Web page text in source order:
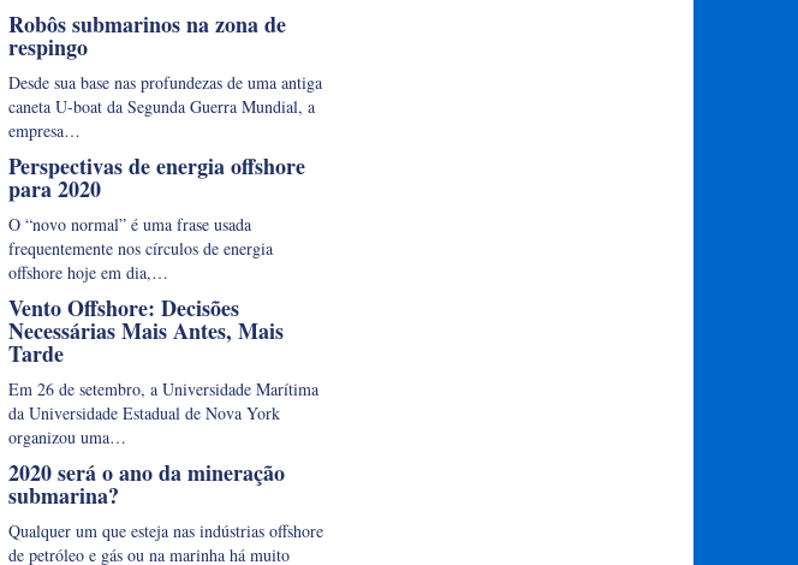
Robôs submarinos na zona de
respingo
Desde sua base nas profundezas de uma antiga
caneta U-boat da Segunda Guerra Mundial, a
empresa…
Perspectivas de energia offshore
para 2020
O “novo normal” é uma frase usada
frequentemente nos círculos de energia
offshore hoje em dia,…
Vento Offshore: Decisões
Necessárias Mais Antes, Mais
Tarde
Em 26 de setembro, a Universidade Marítima
da Universidade Estadual de Nova York
organizou uma…
2020 será o ano da mineração
submarina?
Qualquer um que esteja nas indústrias offshore
de petróleo e gás ou na marinha há muito